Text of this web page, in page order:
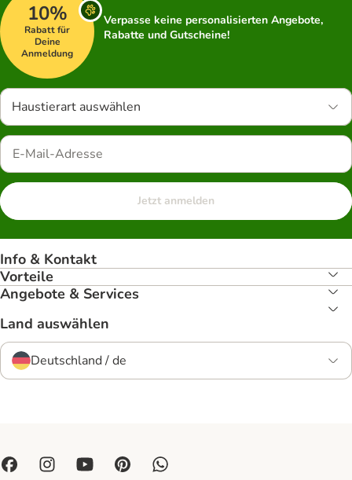
10%
Rabatt für
Deine
Anmeldung
Verpasse keine personalisierten Angebote,
Rabatte und Gutscheine!
Haustierart auswählen
Jetzt anmelden
Info & Kontakt
Vorteile
Angebote & Services
Land auswählen
Deutschland / de